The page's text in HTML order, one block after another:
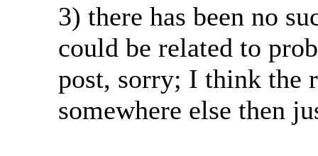
3) there has been no
could be related to
post, sorry; I think the
somewhere else then